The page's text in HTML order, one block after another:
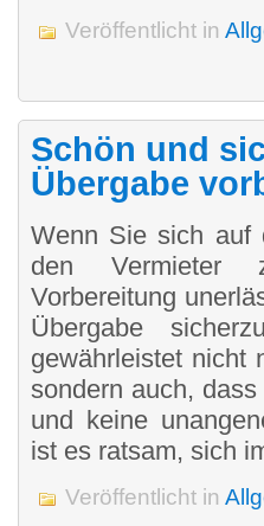
Veröffentlicht in
Schön und
Übergabe
Wenn Sie sich auf
den Vermieter
Vorbereitung
Übergabe
gewährleistet nicht
sondern auch,
und keine
ist es ratsam, sich
Veröffentlicht in